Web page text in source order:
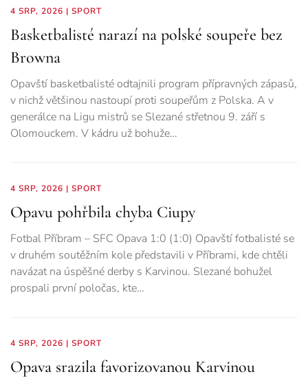
4 SRP, 2026 | SPORT
Basketbalisté narazí na polské soupeře bez
Browna
Opavští basketbalisté odtajnili program přípravných zápasů,
v nichž většinou nastoupí proti soupeřům z Polska. A v
generálce na Ligu mistrů se Slezané střetnou 9. září s
Olomouckem. V kádru už bohuže…
4 SRP, 2026 | SPORT
Opavu pohřbila chyba Ciupy
Fotbal Příbram – SFC Opava 1:0 (1:0) Opavští fotbalisté se
v druhém soutěžním kole představili v Příbrami, kde chtěli
navázat na úspěšné derby s Karvinou. Slezané bohužel
prospali první poločas, kte…
4 SRP, 2026 | SPORT
Opava srazila favorizovanou Karvinou